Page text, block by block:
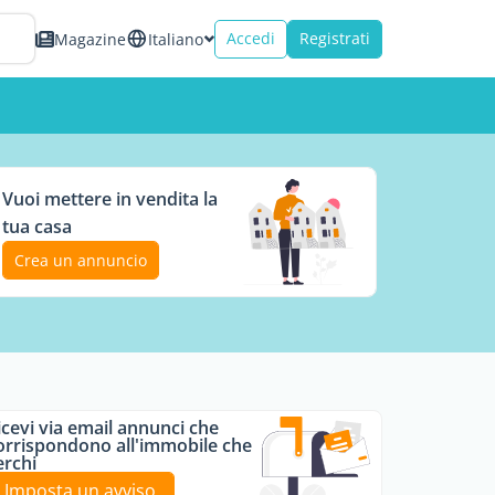
Magazine Italiano Accedi Registrati
Vuoi mettere in vendita la
tua casa
Crea un annuncio
via email annunci che
all'immobile che